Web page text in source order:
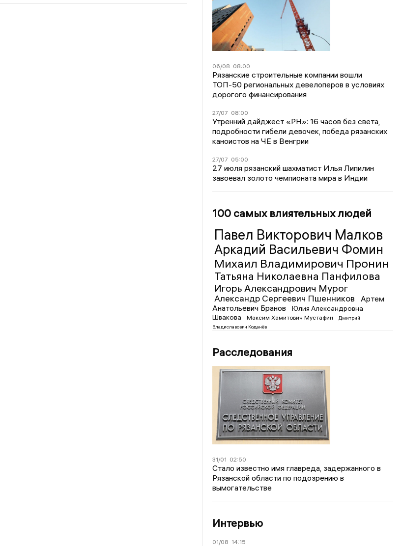
06/08 08:00
Рязанские строительные компании вошли
ТОП-50 региональных девелоперов в условиях
дорогого финансирования
27/07 08:00
Утренний дайджест «РН»: 16 часов без света,
подробности гибели девочек, победа рязанских
каноистов на ЧЕ в Венгрии
27/07 05:00
27 июля рязанский шахматист Илья Липилин
завоевал золото чемпионата мира в Индии
100 самых влиятельных людей
Павел Викторович Малков
Аркадий Васильевич Фомин
Михаил Владимирович Пронин
Татьяна Николаевна Панфилова
Игорь Александрович Мурог
Александр Сергеевич Пшенников
Артем
Анатольевич Бранов
Юлия Александровна
Швакова
Максим Хамитович Мустафин
Дмитрий
Владиславович Коданёв
Расследования
31/01 02:50
Стало известно имя главреда, задержанного в
Рязанской области по подозрению в
вымогательстве
Интервью
01/08 14:15